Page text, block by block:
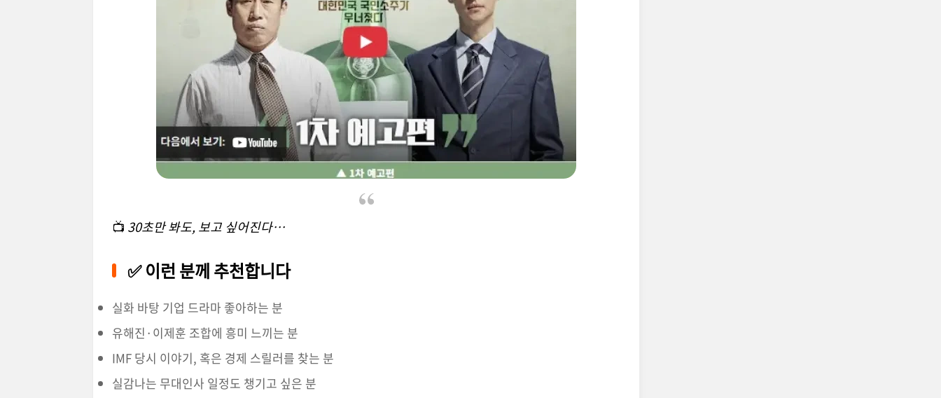
📺 30초만 봐도, 보고 싶어진다…
✅ 이런 분께 추천합니다
실화 바탕 기업 드라마 좋아하는 분
유해진·이제훈 조합에 흥미 느끼는 분
IMF 당시 이야기, 혹은 경제 스릴러를 찾는 분
실감나는 무대인사 일정도 챙기고 싶은 분